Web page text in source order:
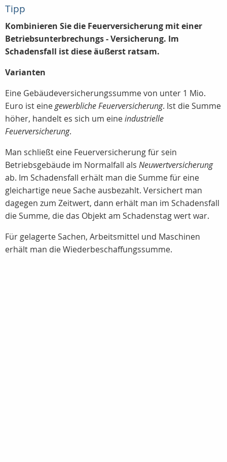
Tipp
Kombinieren Sie die Feuerversicherung mit einer
Betriebsunterbrechungs - Versicherung. Im
Schadensfall ist diese äußerst ratsam.
Varianten
Eine Gebäudeversicherungssumme von unter 1 Mio.
Euro ist einegewerbliche Feuerversicherung. Ist die Summe
höher, handelt es sich um eineindustrielle
Feuerversicherung.
Man schließt eine Feuerversicherung für sein
Betriebsgebäude im Normalfall als Neuwertversicherung
ab. Im Schadensfall erhält man die Summe für eine
gleichartige neue Sache ausbezahlt. Versichert man
dagegen zum Zeitwert, dann erhält man im Schadensfall
die Summe, die das Objekt am Schadenstag wert war.
Für gelagerte Sachen, Arbeitsmittel und Maschinen
erhält man die Wiederbeschaffungssumme.